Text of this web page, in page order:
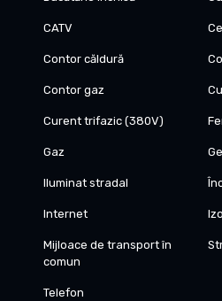
CATV
Contor căldură
Contor gaz
Curent trifazic (380V)
Gaz
Iluminat stradal
Internet
Mijloace de transport în
comun
Telefon